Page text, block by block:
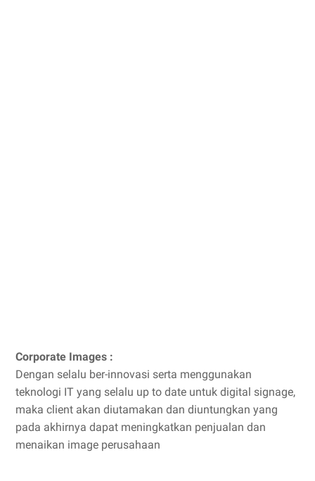
Corporate Images :
Dengan selalu ber-innovasi serta menggunakan
teknologi IT yang selalu up to date untuk digital signage,
maka client akan diutamakan dan diuntungkan yang
pada akhirnya dapat meningkatkan penjualan dan
menaikan image perusahaan